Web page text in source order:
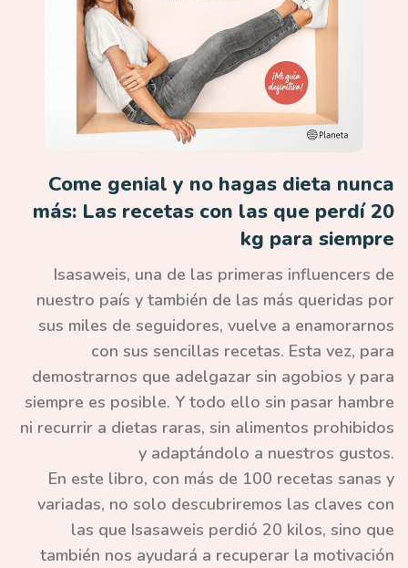
Come genial y no hagas dieta nunca
más: Las recetas con las que perdí 20
kg para siempre
Isasaweis, una de las primeras influencers de
nuestro país y también de las más queridas por
sus miles de seguidores, vuelve a enamorarnos
con sus sencillas recetas. Esta vez, para
demostrarnos que adelgazar sin agobios y para
siempre es posible. Y todo ello sin pasar hambre
ni recurrir a dietas raras, sin alimentos prohibidos
y adaptándolo a nuestros gustos.
En este libro, con más de 100 recetas sanas y
variadas, no solo descubriremos las claves con
las que Isasaweis perdió 20 kilos, sino que
también nos ayudará a recuperar la motivación